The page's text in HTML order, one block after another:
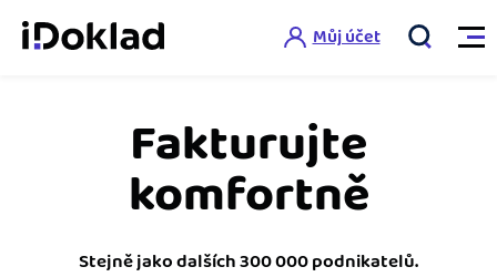
Vlastnosti
Online fakturace
Správa kontaktů
Ceník
Můj účet
Fakturujte
komfortně
Stejně jako dalších 300 000 podnikatelů.